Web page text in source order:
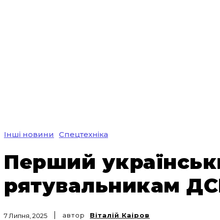
Інші новини Спецтехніка
Перший
рятувальникам
7 Липня, 2025 автор Віталій Каіров